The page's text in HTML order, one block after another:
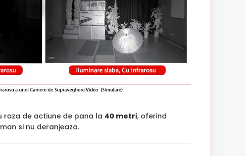
raza de actiune de pana la 40 metri, oferind
si nu deranjeaza.